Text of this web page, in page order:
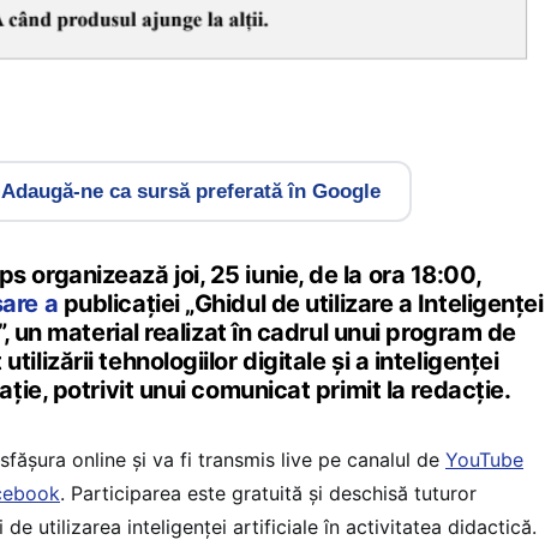
Adaugă-ne ca sursă preferată în Google
organizează joi, 25 iunie, de la ora 18:00,
a publicației „Ghidul de utilizare a Inteligenței
un material realizat în cadrul unui program de
tehnologiilor digitale și a inteligenței
potrivit unui comunicat primit la redacție.
online și va fi transmis live pe canalul de YouTube
. Participarea este gratuită și deschisă tuturor
de utilizarea inteligenței artificiale în activitatea didactică.